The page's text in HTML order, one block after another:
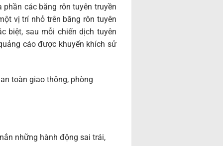
các băng rôn tuyên truyền
vị trí nhỏ trên băng rôn tuyên
biệt, sau mỗi chiến dịch tuyên
cáo được khuyến khích sử
toàn giao thông, phòng
những hành động sai trái,